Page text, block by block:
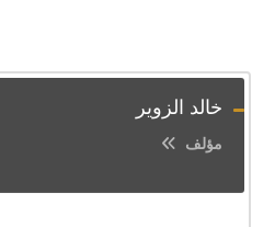
خالد الزوير
مؤلف